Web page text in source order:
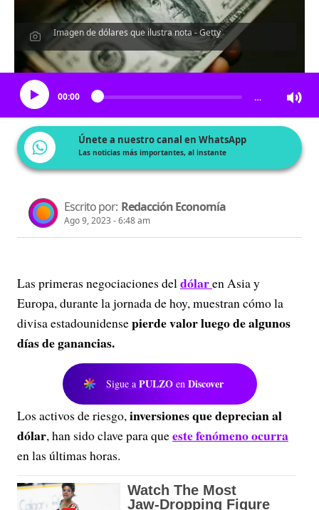
Imagen de dólares que ilustra nota - Getty
Escucha el artículo
00:00 …
Únete a nuestro canal en WhatsApp
Las noticias más importantes, al instante
Escrito por: Redacción Economía
Ago 9, 2023 - 6:48 am
Las primeras negociaciones deldólaren Asia y
Europa, durante la jornada de hoy, muestran cómo la
divisa estadounidensepierde valor luego de algunos
días de ganancias.
Sigue a PULZO en Discover
Los activos de riesgo,inversiones que deprecian al
dólar, han sido clave para queeste fenómeno ocurra
en las últimas horas.